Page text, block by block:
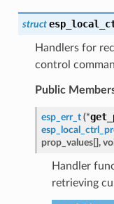
struct
Handlers for
control
Public
esp_err_t (*
prop_values[],
Handler
retrieving